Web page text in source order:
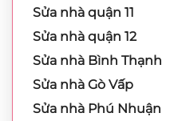
Sửa nhà quận 11
Sửa nhà quận 12
Sửa nhà Bình Thạnh
Sửa nhà Gò Vấp
Sửa nhà Phú Nhuận